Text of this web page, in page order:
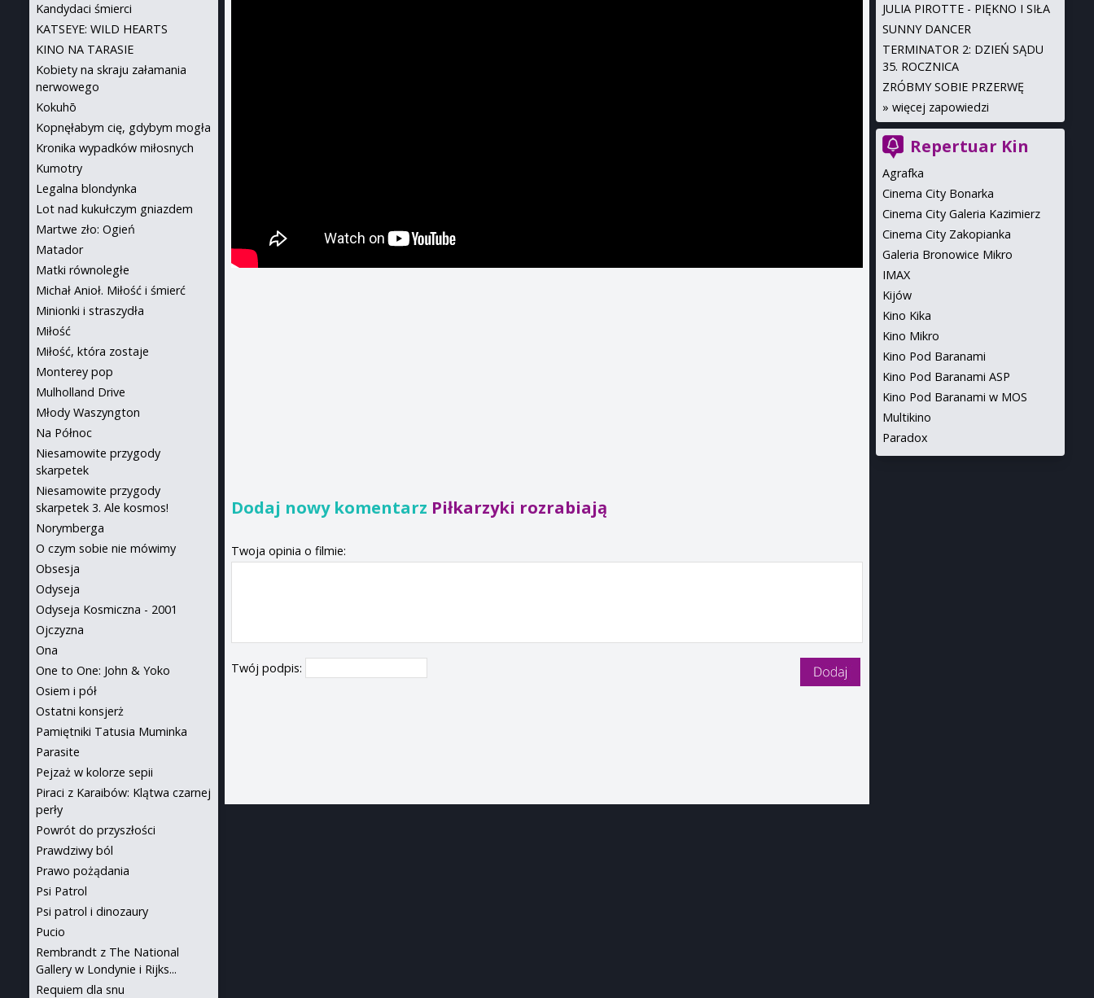
Dodaj nowy komentarz Piłkarzyki rozrabiają
Twoja opinia o filmie:
Twój podpis:
JULIA PIROTTE - PIĘKNO I SIŁA
SUNNY DANCER
TERMINATOR 2: DZIEŃ SĄDU
35. ROCZNICA
ZRÓBMY SOBIE PRZERWĘ
» więcej zapowiedzi
Repertuar Kin
Agrafka
Cinema City Bonarka
Cinema City Galeria Kazimierz
Cinema City Zakopianka
Galeria Bronowice Mikro
IMAX
Kijów
Kino Kika
Kino Mikro
Kino Pod Baranami
Kino Pod Baranami ASP
Kino Pod Baranami w MOS
Multikino
Paradox
Kandydaci śmierci
KATSEYE: WILD HEARTS
KINO NA TARASIE
Kobiety na skraju załamania
nerwowego
Kokuhō
Kopnęłabym cię, gdybym mogła
Kronika wypadków miłosnych
Kumotry
Legalna blondynka
Lot nad kukułczym gniazdem
Martwe zło: Ogień
Matador
Matki równoległe
Michał Anioł. Miłość i śmierć
Minionki i straszydła
Miłość
Miłość, która zostaje
Monterey pop
Mulholland Drive
Młody Waszyngton
Na Północ
Niesamowite przygody
skarpetek
Niesamowite przygody
skarpetek 3. Ale kosmos!
Norymberga
O czym sobie nie mówimy
Obsesja
Odyseja
Odyseja Kosmiczna - 2001
Ojczyzna
Ona
One to One: John & Yoko
Osiem i pół
Ostatni konsjerż
Pamiętniki Tatusia Muminka
Parasite
Pejzaż w kolorze sepii
Piraci z Karaibów: Klątwa czarnej
perły
Powrót do przyszłości
Prawdziwy ból
Prawo pożądania
Psi Patrol
Psi patrol i dinozaury
Pucio
Rembrandt z The National
Gallery w Londynie i Rijks...
Requiem dla snu